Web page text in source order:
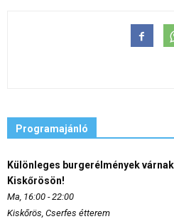
Programajánló
Különleges burgerélmények
Kiskőrösön!
Ma, 16:00 - 22:00
Kiskőrös, Cserfes étterem